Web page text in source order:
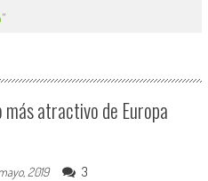
atractivo de Europa
2019 3